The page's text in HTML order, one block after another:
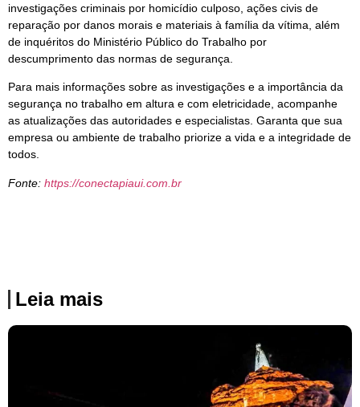
investigações criminais por homicídio culposo, ações civis de
reparação por danos morais e materiais à família da vítima, além
de inquéritos do Ministério Público do Trabalho por
descumprimento das normas de segurança.
Para mais informações sobre as investigações e a importância da
segurança no trabalho em altura e com eletricidade, acompanhe
as atualizações das autoridades e especialistas. Garanta que sua
empresa ou ambiente de trabalho priorize a vida e a integridade de
todos.
Fonte: https://conectapiaui.com.br
Leia mais